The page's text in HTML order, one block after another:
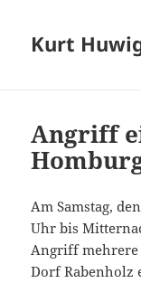
Kurt
Angriff
Am Samstag,
Uhr bis
Angriff mehrere
Dorf Rabenholz